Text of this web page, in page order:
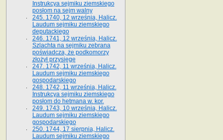
Instrukcya sejmiku ziemskiego
posłom na sejm walny
245. 1740, 12 września, Halicz.
Laudum sejmiku ziemskiego
deputackiego
246. 1741, 12 września, Halicz.
Szlachta na sejmiku zebrana
poświadcza, że podkomorzy
złożył przysięgę
247. 1742, 11 września, Halicz.
Laudum sejmiku ziemskiego
gospodarskiego
248. 1742, 11 września, Halicz.
Instrukcya sejmiku ziemskiego
posłom do hetmana w. kor.
249. 1743, 10 września, Halicz.
Laudum sejmiku ziemskiego
gospodarskiego
250. 1744, 17 sierpnia, Halicz.
Laudum sejmiku ziemskiego